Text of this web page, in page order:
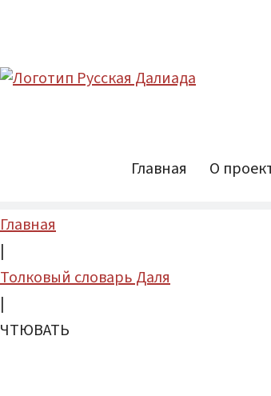
Главная О
Главная
|
Толковый словарь Даля
|
ЧТЮВАТЬ